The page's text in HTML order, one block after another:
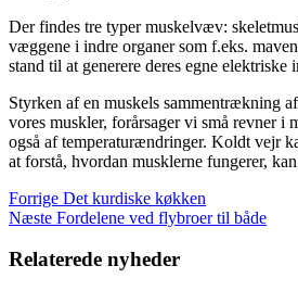
Der findes tre typer muskelvæv:
væggene i indre organer som f.eks.
stand til at generere deres egne
Styrken af en muskels sammentrækning
vores muskler, forårsager vi små revner i
også af temperaturændringer. Koldt vejr
at forstå, hvordan musklerne fungerer,
Forrige Det kurdiske køkken
Næste Fordelene ved flybroer til både
Relaterede nyheder